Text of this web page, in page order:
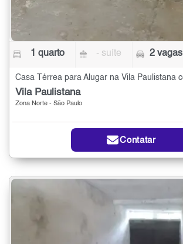
1 quarto - suíte 2 vagas
Vila Paulistana
Zona Norte - São Paulo
Contatar